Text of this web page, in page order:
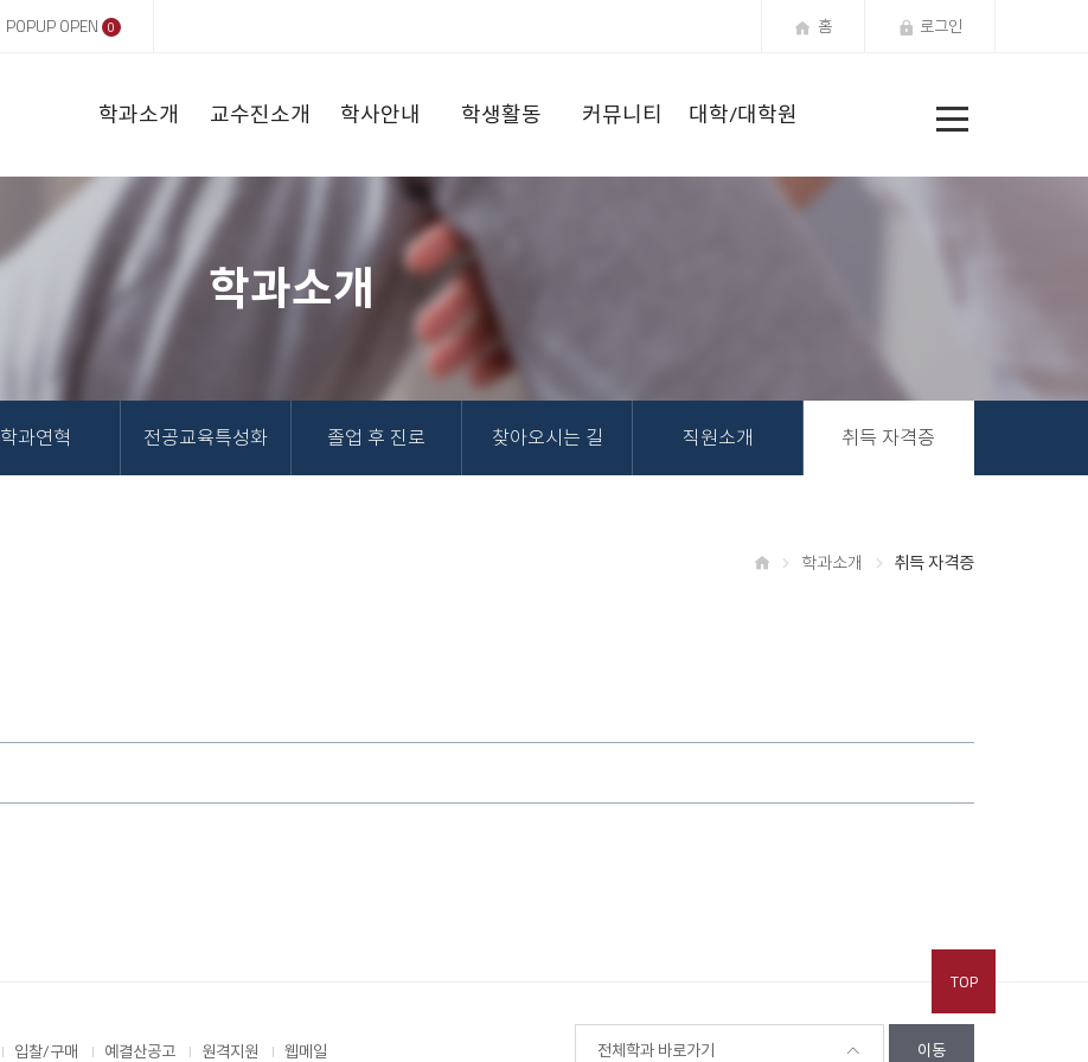
뉴
POPUP OPEN 0 홈 로그인
학과소개 교수진소개 학사안내 학생활동 커뮤니티 대학/대학원
학과소개
학과연혁 전공교육특성화 졸업 후 진로 찾아오시는 길 직원소개 취득 자격증
학과소개 취득 자격증
입찰/구매 예결산공고 원격지원 웹메일 전체학과 바로가기 이동
TOP